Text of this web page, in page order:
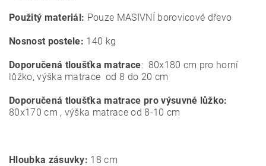
Použitý materiál: Pouze MASIVNÍ borovicové dřevo
Nosnost postele: 140 kg
Doporučená tloušťka matrace: 80x180 cm pro horní
lůžko, výška matrace od 8 do 20 cm
Doporučená tloušťka matrace pro výsuvné lůžko:
80x170 cm , výška matrace od 8-10 cm
Hloubka zásuvky: 18 cm